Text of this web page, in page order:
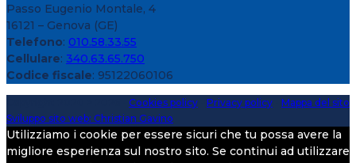
Passo Eugenio Montale, 4
16121 – Genova (GE)
Telefono: 010.58.33.55
Cellulare: 340.63.65.750
Codice fiscale: 95122060106
Cookies policy Privacy policy
Mappa del sito
Sviluppo sito web: Christian Gavino
Utilizziamo i cookie per essere sicuri che tu possa avere la
migliore esperienza sul nostro sito. Se continui ad utilizzare